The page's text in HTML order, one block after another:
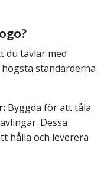
du tävlar med
standarderna
Byggda för att tåla
Dessa
hålla och leverera